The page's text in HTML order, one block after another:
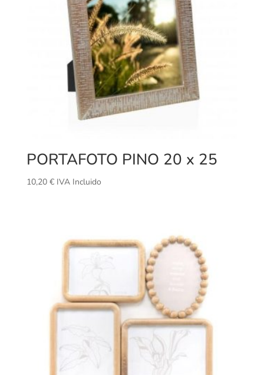
PORTAFOTO PINO 20 x 25
10,20 € IVA Incluido